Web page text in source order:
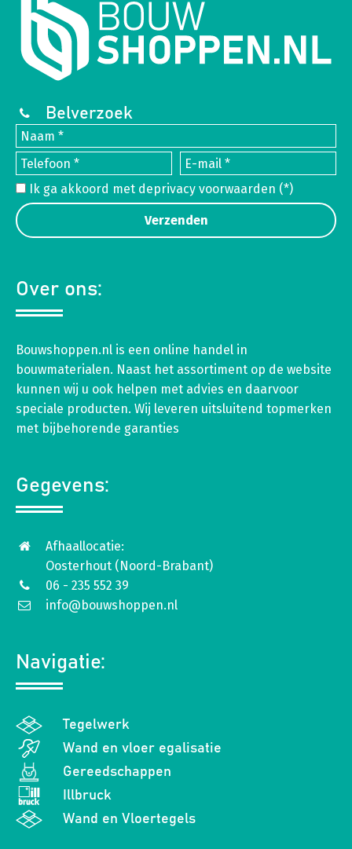
Belverzoek
Ik ga akkoord met deprivacy voorwaarden (*)
Over ons:
Bouwshoppen.nl is een online handel in
bouwmaterialen. Naast het assortiment op de website
kunnen wij u ook helpen met advies en daarvoor
speciale producten. Wij leveren uitsluitend topmerken
met bijbehorende garanties
Gegevens:
Afhaallocatie:
Oosterhout (Noord-Brabant)
06 - 235 552 39
info@bouwshoppen.nl
Navigatie:
Tegelwerk
Wand en vloer egalisatie
Gereedschappen
Illbruck
Wand en Vloertegels